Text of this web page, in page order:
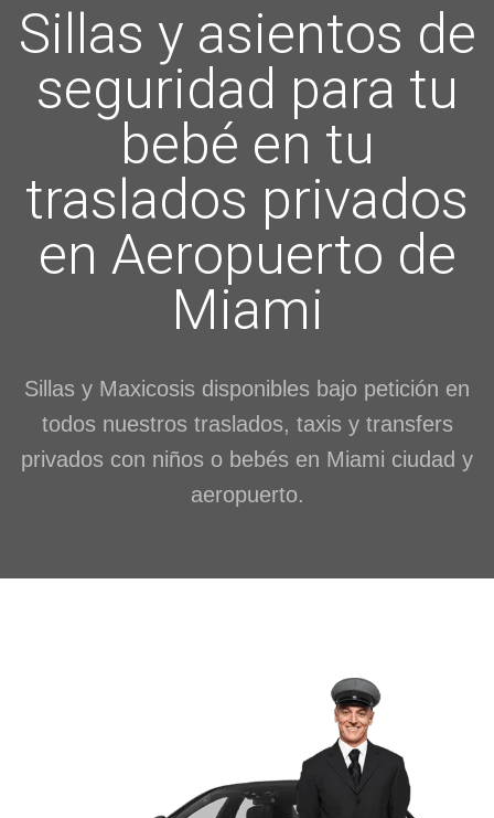
Sillas y asientos de
seguridad para tu
bebé en tu
traslados privados
en Aeropuerto de
Miami
Sillas y Maxicosis disponibles bajo petición en
todos nuestros traslados, taxis y transfers
privados con niños o bebés en Miami ciudad y
aeropuerto.